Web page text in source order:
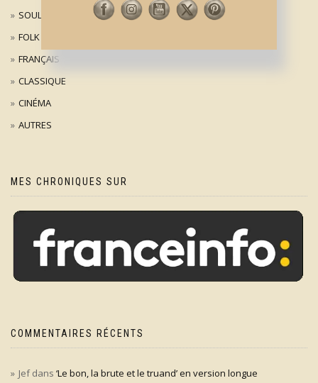
SOUL
FOLK
FRANÇAIS
CLASSIQUE
CINÉMA
AUTRES
MES CHRONIQUES SUR
COMMENTAIRES RÉCENTS
Jefdans ‘Le bon, la brute et le truand’ en version longue